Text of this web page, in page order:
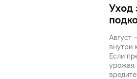
Уход
Август
внутри
Если
урожая.